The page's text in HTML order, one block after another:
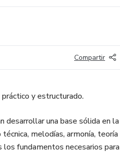
Compartir
y estructurado.
desarrollar una base sólida en la
melodías, armonía, teoría
fundamentos necesarios para